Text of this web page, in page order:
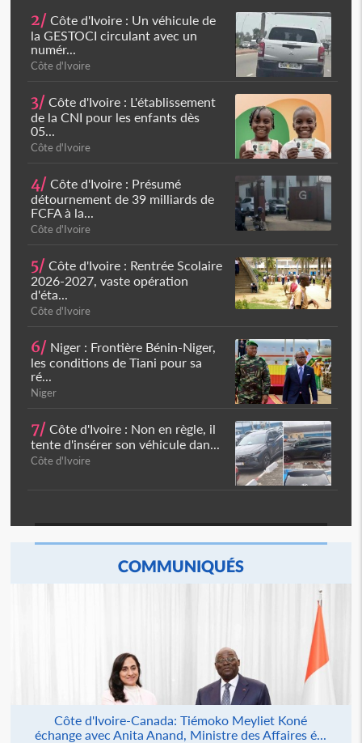
2/ Côte d'Ivoire : Un véhicule de
la GESTOCI circulant avec un
numér...
Côte d'Ivoire
3/ Côte d'Ivoire : L'établissement
de la CNI pour les enfants dès
05...
Côte d'Ivoire
4/ Côte d'Ivoire : Présumé
détournement de 39 milliards de
FCFA à la...
Côte d'Ivoire
5/ Côte d'Ivoire : Rentrée Scolaire
2026-2027, vaste opération
d'éta...
Côte d'Ivoire
6/ Niger : Frontière Bénin-Niger,
les conditions de Tiani pour sa
ré...
Niger
7/ Côte d'Ivoire : Non en règle, il
tente d'insérer son véhicule dan...
Côte d'Ivoire
COMMUNIQUÉS
Côte d'Ivoire-Canada: Tiémoko Meyliet Koné
échange avec Anita Anand, Ministre des Affaires é...